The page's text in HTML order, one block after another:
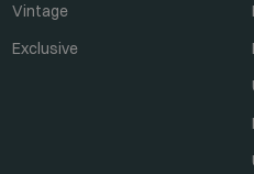
Vintage
Exclusive